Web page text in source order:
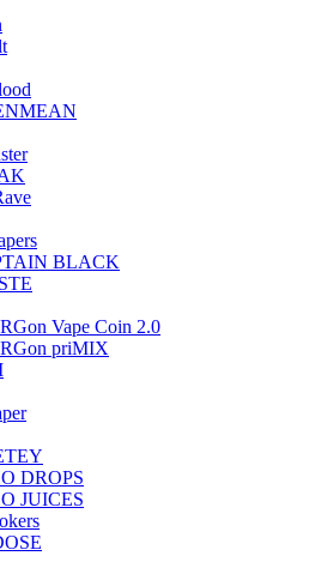
BLACK
Vape Coin 2.0
priMIX
DROPS
JUICES